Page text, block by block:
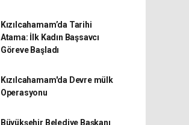
Kızılcahamam’da Tarihi
Atama: İlk Kadın Başsavcı
Göreve Başladı
Kızılcahamam'da Devre mülk
Operasyonu
Büyükşehir Belediye Başkanı